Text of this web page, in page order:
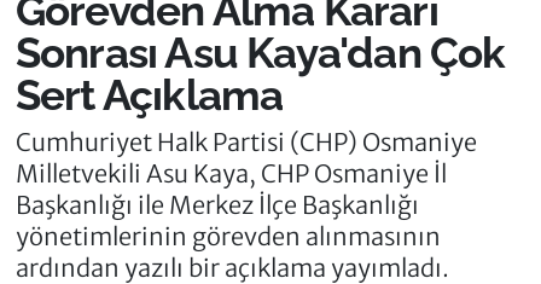
Görevden Alma Kararı
Sonrası Asu Kaya'dan Çok
Sert Açıklama
Cumhuriyet Halk Partisi (CHP) Osmaniye
Milletvekili Asu Kaya, CHP Osmaniye İl
Başkanlığı ile Merkez İlçe Başkanlığı
yönetimlerinin görevden alınmasının
ardından yazılı bir açıklama yayımladı.